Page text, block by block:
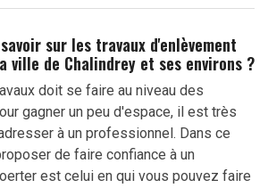
sur les travaux d'enlèvement
ville de Chalindrey et ses environs ?
doit se faire au niveau des
gagner un peu d'espace, il est très
à un professionnel. Dans ce
de faire confiance à un
est celui en qui vous pouvez faire